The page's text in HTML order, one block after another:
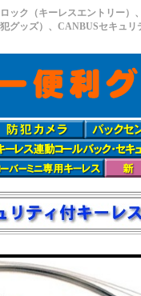
ック（キーレスエントリー
グッズ）、CANBUSセキュ